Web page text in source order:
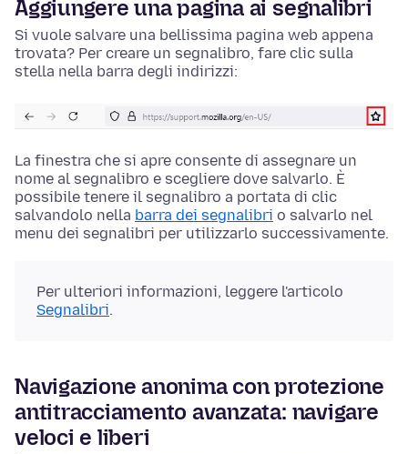
Aggiungere una pagina ai segnalibri
Si vuole salvare una bellissima pagina web appena
trovata? Per creare un segnalibro, fare clic sulla
stella nella barra degli indirizzi:
La finestra che si apre consente di assegnare un
nome al segnalibro e scegliere dove salvarlo. È
possibile tenere il segnalibro a portata di clic
salvandolo nella barra dei segnalibri o salvarlo nel
menu dei segnalibri per utilizzarlo successivamente.
Per ulteriori informazioni, leggere l'articolo
Segnalibri.
Navigazione anonima con protezione
antitracciamento avanzata: navigare
veloci e liberi